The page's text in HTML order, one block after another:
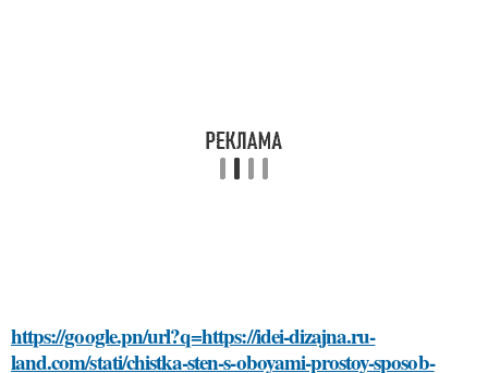
https://google.pn/url?q=https://idei-dizajna.ru-
land.com/stati/chistka-sten-s-oboyami-prostoy-sposob-